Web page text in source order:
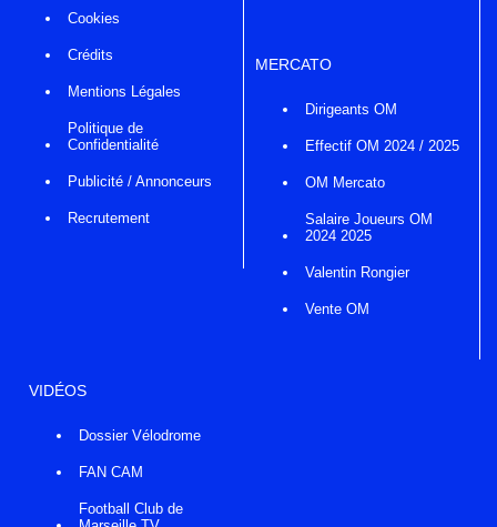
Cookies
Crédits
Mentions Légales
Politique de
Confidentialité
Publicité / Annonceurs
Recrutement
MERCATO
Dirigeants OM
Effectif OM 2024 / 2025
OM Mercato
Salaire Joueurs OM
2024 2025
Valentin Rongier
Vente OM
VIDÉOS
Dossier Vélodrome
FAN CAM
Football Club de